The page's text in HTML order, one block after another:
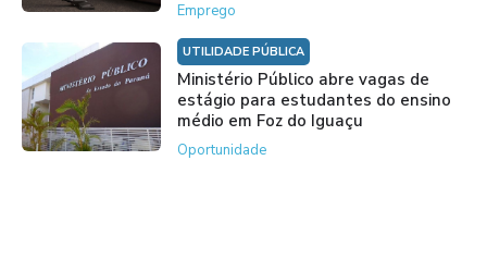
Emprego
UTILIDADE PÚBLICA
Ministério Público abre vagas de
estágio para estudantes do ensino
médio em Foz do Iguaçu
Oportunidade